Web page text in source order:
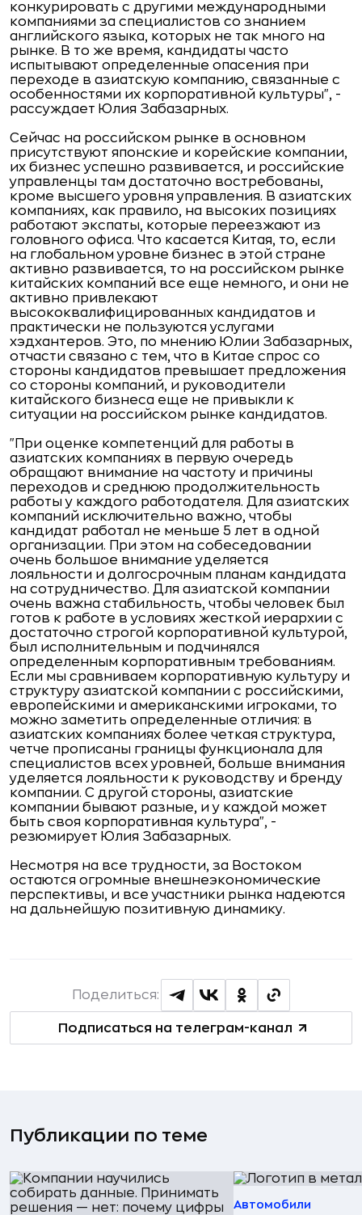
конкурировать с другими международными
компаниями за специалистов со знанием
английского языка, которых не так много на
рынке. В то же время, кандидаты часто
испытывают определенные опасения при
переходе в азиатскую компанию, связанные с
особенностями их корпоративной культуры", -
рассуждает Юлия Забазарных.
Сейчас на российском рынке в основном
присутствуют японские и корейские компании,
их бизнес успешно развивается, и российские
управленцы там достаточно востребованы,
кроме высшего уровня управления. В азиатских
компаниях, как правило, на высоких позициях
работают экспаты, которые переезжают из
головного офиса. Что касается Китая, то, если
на глобальном уровне бизнес в этой стране
активно развивается, то на российском рынке
китайских компаний все еще немного, и они не
активно привлекают
высококвалифицированных кандидатов и
практически не пользуются услугами
хэдхантеров. Это, по мнению Юлии Забазарных,
отчасти связано с тем, что в Китае спрос со
стороны кандидатов превышает предложения
со стороны компаний, и руководители
китайского бизнеса еще не привыкли к
ситуации на российском рынке кандидатов.
"При оценке компетенций для работы в
азиатских компаниях в первую очередь
обращают внимание на частоту и причины
переходов и среднюю продолжительность
работы у каждого работодателя. Для азиатских
компаний исключительно важно, чтобы
кандидат работал не меньше 5 лет в одной
организации. При этом на собеседовании
очень большое внимание уделяется
лояльности и долгосрочным планам кандидата
на сотрудничество. Для азиатской компании
очень важна стабильность, чтобы человек был
готов к работе в условиях жесткой иерархии с
достаточно строгой корпоративной культурой,
был исполнительным и подчинялся
определенным корпоративным требованиям.
Если мы сравниваем корпоративную культуру и
структуру азиатской компании с российскими,
европейскими и американскими игроками, то
можно заметить определенные отличия: в
азиатских компаниях более четкая структура,
четче прописаны границы функционала для
специалистов всех уровней, больше внимания
уделяется лояльности к руководству и бренду
компании. С другой стороны, азиатские
компании бывают разные, и у каждой может
быть своя корпоративная культура", -
резюмирует Юлия Забазарных.
Несмотря на все трудности, за Востоком
остаются огромные внешнеэкономические
перспективы, и все участники рынка надеются
на дальнейшую позитивную динамику.
Подписаться на телеграм-канал
Поделиться:
Публикации по теме
Автомобили